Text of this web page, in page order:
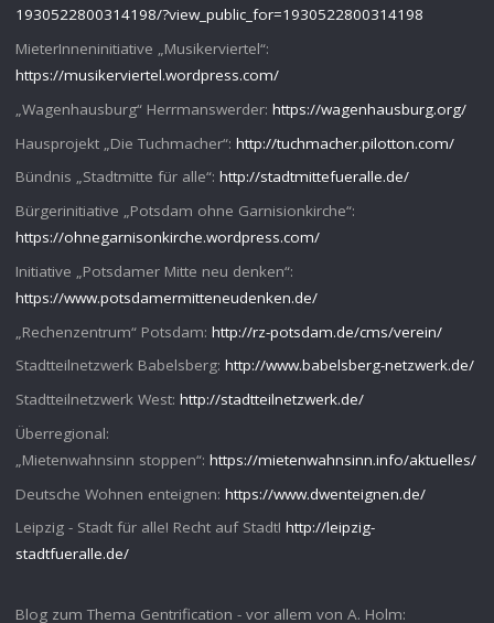
1930522800314198/?view_public_for=1930522800314198
MieterInneninitiative „Musikerviertel“:
https://musikerviertel.wordpress.com/
„Wagenhausburg“ Herrmanswerder: https://wagenhausburg.org/
Hausprojekt „Die Tuchmacher“: http://tuchmacher.pilotton.com/
Bündnis „Stadtmitte für alle“: http://stadtmittefueralle.de/
Bürgerinitiative „Potsdam ohne Garnisionkirche“:
https://ohnegarnisonkirche.wordpress.com/
Initiative „Potsdamer Mitte neu denken“:
https://www.potsdamermitteneudenken.de/
„Rechenzentrum“ Potsdam: http://rz-potsdam.de/cms/verein/
Stadtteilnetzwerk Babelsberg: http://www.babelsberg-netzwerk.de/
Stadtteilnetzwerk West: http://stadtteilnetzwerk.de/
Überregional:
„Mietenwahnsinn stoppen“: https://mietenwahnsinn.info/aktuelles/
Deutsche Wohnen enteignen: https://www.dwenteignen.de/
Leipzig - Stadt für alle! Recht auf Stadt! http://leipzig-
stadtfueralle.de/
Blog zum Thema Gentrification - vor allem von A. Holm: